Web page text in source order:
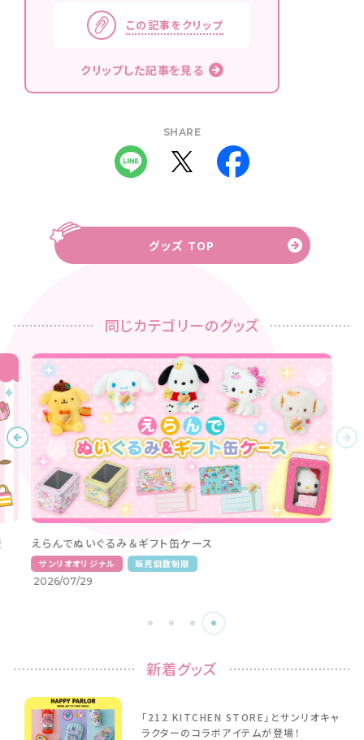
この記事をクリップ
クリップした記事を見る
SHARE
グッズ TOP
同じカテゴリーのグッズ
えらんでぬいぐるみ＆ギフト缶ケース
サンリオオリジナル
販売個数制限
2026/07/29
新着グッズ
「212 KITCHEN STORE」とサンリオキャ
ラクターのコラボアイテムが登場！